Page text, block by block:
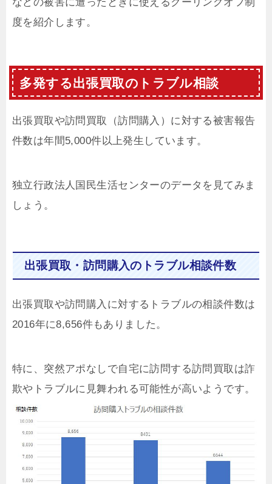
などの被害に遭ったときに使えるクーリングオフ制
度を紹介します。
多発する出張買取のトラブル相談
出張買取や訪問買取（訪問購入）に対する被害報告
件数は年間5,000件以上発生しています。
独立行政法人国民生活センターのデータを見てみま
しょう。
出張買取・訪問購入のトラブル相談件数
出張買取や訪問購入に対するトラブルの相談件数は
2016年に8,656件もありました。
特に、突然アポなしで自宅に訪問する訪問買取は詐
欺やトラブルに見舞われる可能性が高いようです。